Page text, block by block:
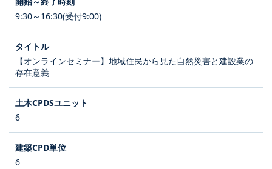
9:30～16:30(受付9:00)
【オンラインセミナー】地域住民から見た自然災害と建設業の
存在意義
6
6